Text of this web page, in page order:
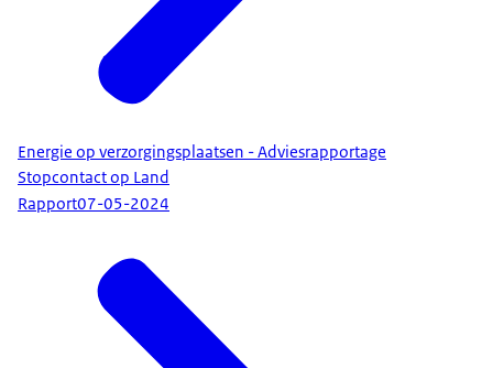
Energie op verzorgingsplaatsen - Adviesrapportage
Stopcontact op Land
Rapport07-05-2024